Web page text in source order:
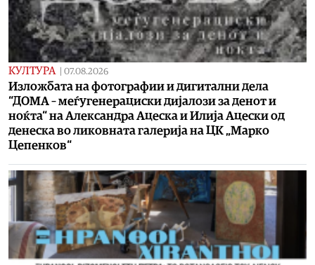
КУЛТУРА 07.08.2026
Изложбата на фотографии и дигитални дела
“ДОМА – меѓугенерациски дијалози за денот и
ноќта“ на Александра Ацеска и Илија Ацески од
денеска во ликовната галерија на ЦК „Марко
Цепенков“